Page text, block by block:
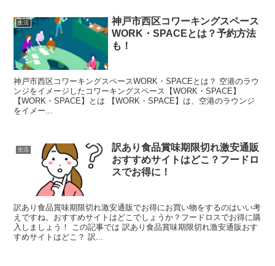
生活
神戸市西区コワーキングスペース
WORK・SPACEとは？予約方法
も！
神戸市西区コワーキングスペースWORK・SPACEとは？ 空港のラウ
ンジをイメージしたコワーキングスペース【WORK・SPACE】
【WORK・SPACE】とは 【WORK・SPACE】は、空港のラウンジ
をイメー...
生活
訳あり食品賞味期限切れ激安通販
おすすめサイトはどこ？フードロ
スでお得に！
訳あり食品賞味期限切れ激安通販でお得にお買い物をするのはいい考
えですね。おすすめサイトはどこでしょうか？フードロスでお得に購
入しましょう！ この記事では 訳あり食品賞味期限切れ激安通販おす
すめサイトはどこ？ 訳...